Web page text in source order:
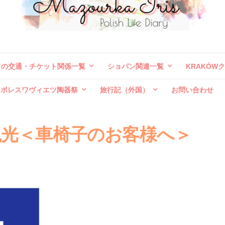
交通・チケット関係一覧 ショパン関連一覧 KRAKÓW
ボレスワヴィエツ陶器祭 旅行記（外国） お問い合わせ
＜車椅子のお客様へ＞